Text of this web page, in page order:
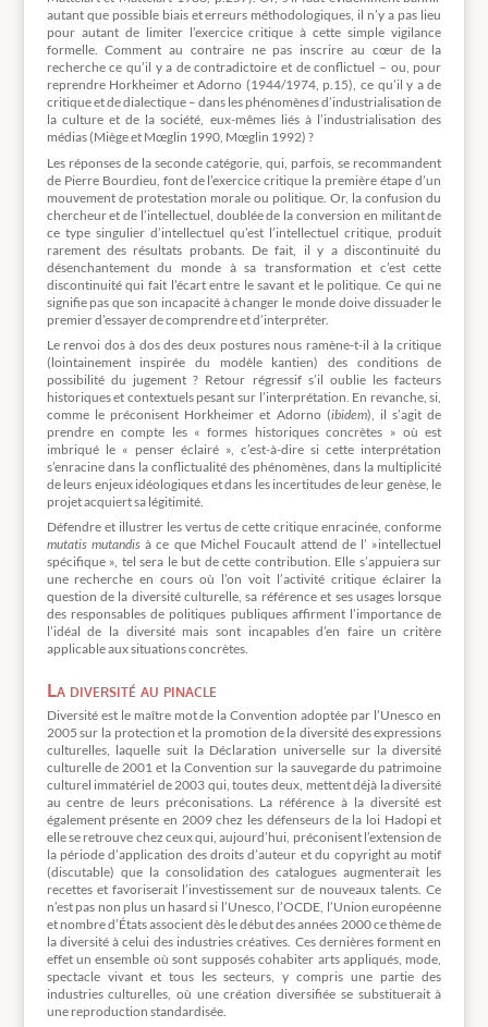
autant que possible biais et erreurs méthodologiques, il n’y a pas lieu
pour autant de limiter l’exercice critique à cette simple vigilance
formelle. Comment au contraire ne pas inscrire au cœur de la
recherche ce qu’il y a de contradictoire et de conflictuel – ou, pour
reprendre Horkheimer et Adorno (1944/1974, p.15), ce qu’il y a de
critique et de dialectique – dans les phénomènes d’industrialisation de
la culture et de la société, eux-mêmes liés à l’industrialisation des
médias (Miège et Mœglin 1990, Mœglin 1992) ?
Les réponses de la seconde catégorie, qui, parfois, se recommandent
de Pierre Bourdieu, font de l’exercice critique la première étape d’un
mouvement de protestation morale ou politique. Or, la confusion du
chercheur et de l’intellectuel, doublée de la conversion en militant de
ce type singulier d’intellectuel qu’est l’intellectuel critique, produit
rarement des résultats probants. De fait, il y a discontinuité du
désenchantement du monde à sa transformation et c’est cette
discontinuité qui fait l’écart entre le savant et le politique. Ce qui ne
signifie pas que son incapacité à changer le monde doive dissuader le
premier d’essayer de comprendre et d’interpréter.
Le renvoi dos à dos des deux postures nous ramène-t-il à la critique
(lointainement inspirée du modèle kantien) des conditions de
possibilité du jugement ? Retour régressif s’il oublie les facteurs
historiques et contextuels pesant sur l’interprétation. En revanche, si,
comme le préconisent Horkheimer et Adorno (ibidem), il s’agit de
prendre en compte les « formes historiques concrètes » où est
imbriqué le « penser éclairé », c’est-à-dire si cette interprétation
s’enracine dans la conflictualité des phénomènes, dans la multiplicité
de leurs enjeux idéologiques et dans les incertitudes de leur genèse, le
projet acquiert sa légitimité.
Défendre et illustrer les vertus de cette critique enracinée, conforme
mutatis mutandisà ce que Michel Foucault attend de l’ »intellectuel
spécifique », tel sera le but de cette contribution. Elle s’appuiera sur
une recherche en cours où l’on voit l’activité critique éclairer la
question de la diversité culturelle, sa référence et ses usages lorsque
des responsables de politiques publiques affirment l’importance de
l’idéal de la diversité mais sont incapables d’en faire un critère
applicable aux situations concrètes.
La diversité au pinacle
Diversité est le maître mot de la Convention adoptée par l’Unesco en
2005 sur la protection et la promotion de la diversité des expressions
culturelles, laquelle suit la Déclaration universelle sur la diversité
culturelle de 2001 et la Convention sur la sauvegarde du patrimoine
culturel immatériel de 2003 qui, toutes deux, mettent déjà la diversité
au centre de leurs préconisations. La référence à la diversité est
également présente en 2009 chez les défenseurs de la loi Hadopi et
elle se retrouve chez ceux qui, aujourd’hui, préconisent l’extension de
la période d’application des droits d’auteur et du copyright au motif
(discutable) que la consolidation des catalogues augmenterait les
recettes et favoriserait l’investissement sur de nouveaux talents. Ce
n’est pas non plus un hasard si l’Unesco, l’OCDE, l’Union européenne
et nombre d’États associent dès le début des années 2000 ce thème de
la diversité à celui des industries créatives. Ces dernières forment en
effet un ensemble où sont supposés cohabiter arts appliqués, mode,
spectacle vivant et tous les secteurs, y compris une partie des
industries culturelles, où une création diversifiée se substituerait à
une reproduction standardisée.